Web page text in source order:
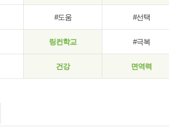
#도움 #선택
링컨학교 #극복
건강 면역력